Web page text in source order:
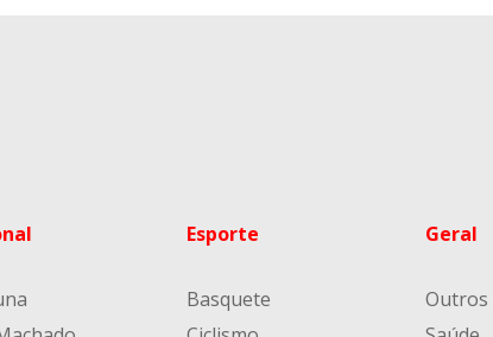
Esporte
Basquete
Geral
Outros